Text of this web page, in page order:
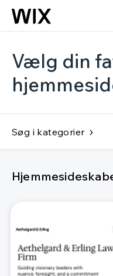
Vælg din
Søg i kategorier